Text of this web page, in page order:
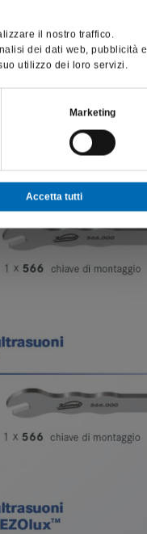
il nostro traffico.
dei dati web, pubblicità e
utilizzo dei loro servizi.
Marketing
Accetta tutti